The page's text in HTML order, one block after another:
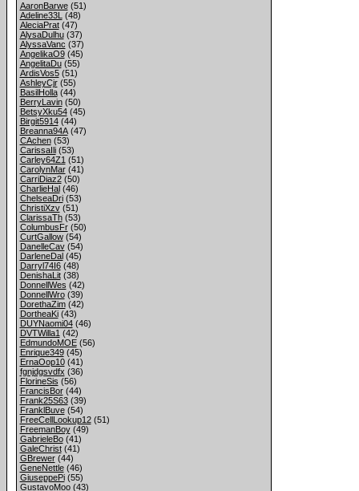
AaronBarwe(51)
Adeline33L (48)
AleciaPrat(47)
AlysaDulhu(37)
AlyssaVanc (37)
AngelikaO9(45)
AngelitaDu(55)
ArdisVos5(51)
AshleyCjr(55)
BasilHolla(44)
BerryLavin(50)
BetsyXku54(45)
Birgit5914(44)
Breanna94A(47)
CAchen(53)
CarissaIli(53)
Carley64Z1 (51)
CarolynMar(41)
CarriDiaz2(50)
CharlieHal(46)
ChelseaDri(53)
ChristiXzv(51)
ClarissaTh(53)
ColumbusFr(50)
CurtGallow(54)
DanelleCav(54)
DarleneDal(45)
Darryl74I6(48)
DenishaLit(38)
DonnellWes (42)
DonnellWro(39)
DorethaZim(42)
DortheaKi(43)
DUYNaomi04(46)
DVTWilla1 (42)
EdmundoMOE(56)
Enrique349(45)
ErnaOop10(41)
fgnjdgsvdfx (36)
FlorineSis (56)
FrancisBor(44)
Frank25S63(39)
FranklBuve(54)
FreeCellLookup12(51)
FreemanBoy(49)
GabrieleBo(41)
GaleChrist(41)
GBrewer(44)
GeneNettle(46)
GiuseppePi(55)
GustavoMoo(43)